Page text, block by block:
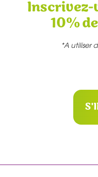
Inscrivez-
10%
*A utiliser